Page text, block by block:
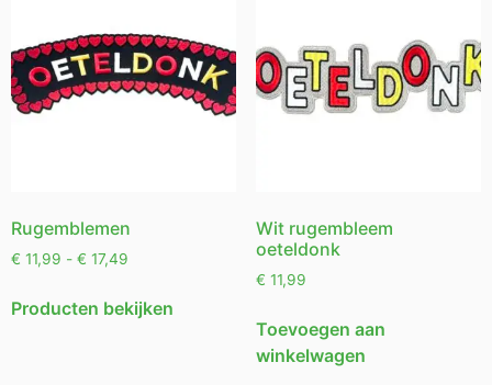
Rugemblemen
€ 11,99 - € 17,49
Producten bekijken
Wit rugembleem
oeteldonk
€ 11,99
Toevoegen aan
winkelwagen